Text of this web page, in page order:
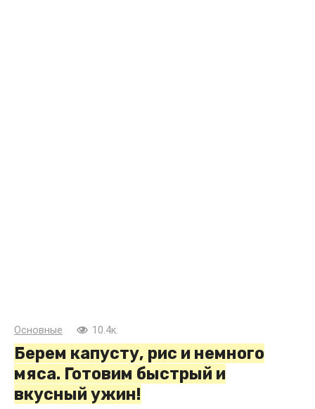
Основные 10.4к.
Берем капусту, рис и немного
мяса. Готовим быстрый и
вкусный ужин!